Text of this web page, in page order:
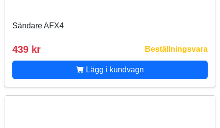
Sändare AFX4
439 kr Beställningsvara
Lägg i kundvagn